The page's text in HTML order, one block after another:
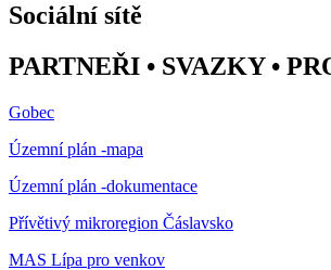
Sociální sítě
PARTNEŘI • SVAZKY •
Gobec
Územní plán -mapa
Územní plán -dokumentace
Přívětivý mikroregion Čáslavsko
MAS Lípa pro venkov